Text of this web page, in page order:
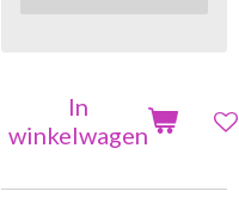
In
winkelwagen